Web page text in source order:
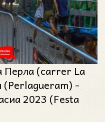
Перла (carrer La
(Perlagueram) -
2023 (Festa